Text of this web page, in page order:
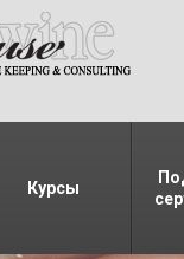
Курсы